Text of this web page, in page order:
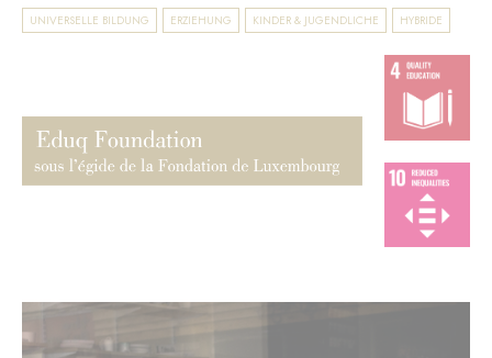
UNIVERSELLE BILDUNG ERZIEHUNG KINDER & JUGENDLICHE HYBRIDE